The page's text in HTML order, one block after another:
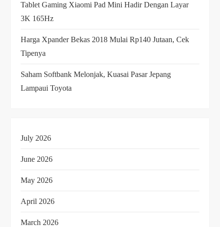
Tablet Gaming Xiaomi Pad Mini Hadir Dengan Layar
3K 165Hz
Harga Xpander Bekas 2018 Mulai Rp140 Jutaan, Cek
Tipenya
Saham Softbank Melonjak, Kuasai Pasar Jepang
Lampaui Toyota
July 2026
June 2026
May 2026
April 2026
March 2026